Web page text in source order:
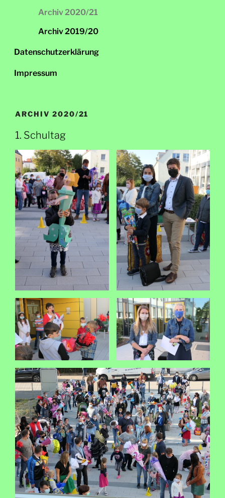
Archiv 2020/21
Archiv 2019/20
Datenschutzerklärung
Impressum
ARCHIV 2020/21
1. Schultag